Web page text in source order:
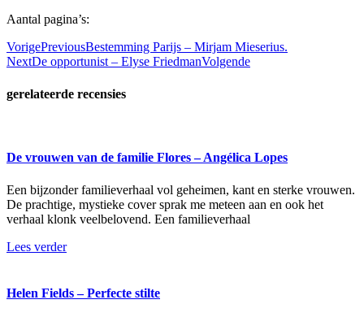
Aantal pagina’s:
VorigePreviousBestemming Parijs – Mirjam Mieserius.
NextDe opportunist – Elyse FriedmanVolgende
gerelateerde recensies
De vrouwen van de familie Flores – Angélica Lopes
Een bijzonder familieverhaal vol geheimen, kant en sterke vrouwen.
De prachtige, mystieke cover sprak me meteen aan en ook het
verhaal klonk veelbelovend. Een familieverhaal
Lees verder
Helen Fields – Perfecte stilte